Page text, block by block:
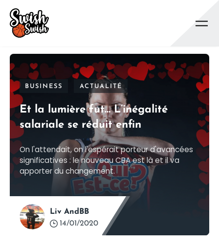
BUSINESS ACTUALITÉ
Et la lumière fut… L’inégalité
salariale se réduit enfin
On l'attendait, on l'espérait porteur d'avancées
significatives : le nouveau CBA est là et il va
apporter du changement.
14/01/2020
Liv AndBB